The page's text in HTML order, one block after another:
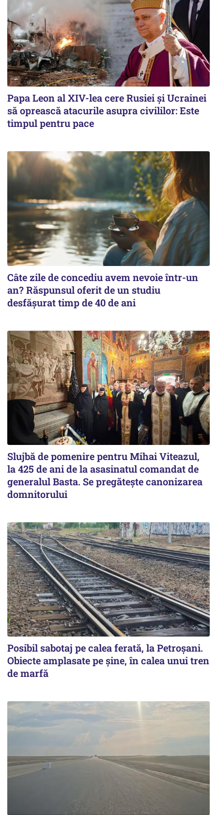
Papa Leon al XIV-lea cere Rusiei și Ucrainei
să oprească atacurile asupra civililor: Este
timpul pentru pace
Câte zile de concediu avem nevoie într-un
an? Răspunsul oferit de un studiu
desfășurat timp de 40 de ani
Slujbă de pomenire pentru Mihai Viteazul,
la 425 de ani de la asasinatul comandat de
generalul Basta. Se pregătește canonizarea
domnitorului
Posibil sabotaj pe calea ferată, la Petroșani.
Obiecte amplasate pe șine, în calea unui tren
de marfă